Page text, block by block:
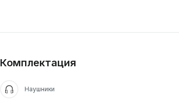
Комплектация
Наушники